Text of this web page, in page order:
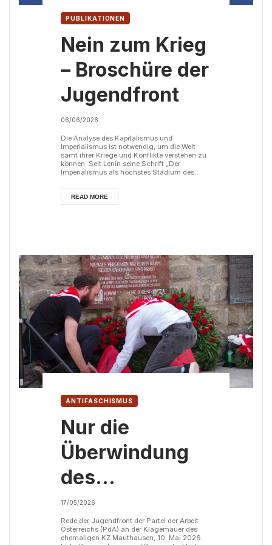
PUBLIKATIONEN
Nein zum Krieg
– Broschüre der
Jugendfront
06/06/2026
Die Analyse des Kapitalismus und
Imperialismus ist notwendig, um die Welt
samt ihrer Kriege und Konflikte verstehen zu
können. Seit Lenin seine Schrift „Der
Imperialismus als höchstes Stadium des
hat sich daran nichts geändert. In unserer
Broschüre beschäftigen wir uns daher mit der
marxistisch-leninistischen
READ MORE
ANTIFASCHISMUS
Nur die
Überwindung
des
Kapitalismus
und der Sieg
17/05/2026
Rede der Jugendfront der Partei der Arbeit
Österreichs (PdA) an der Klagemauer des
ehemaligen KZ Mauthausen, 10. Mai 2026.